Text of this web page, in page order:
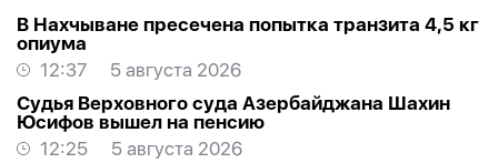
В Нахчыване пресечена попытка транзита 4,5 кг
опиума
12:37
5 августа 2026
Судья Верховного суда Азербайджана Шахин
Юсифов вышел на пенсию
12:25
5 августа 2026